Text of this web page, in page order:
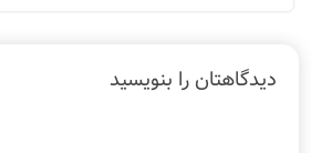
دیدگاهتان را بنویسید